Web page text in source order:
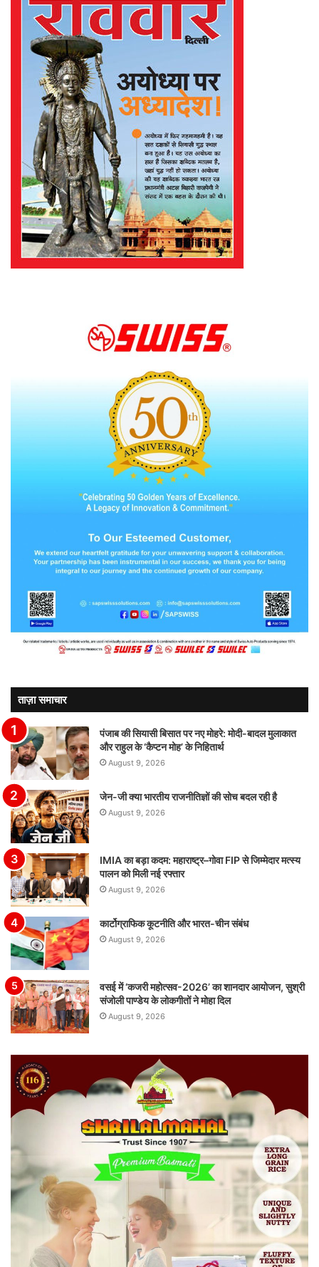
ताज़ा समाचार
पंजाब की सियासी बिसात पर नए मोहरे: मोदी-बादल मुलाकात
और राहुल के ‘कैप्टन मोह’ के निहितार्थ
August 9, 2026
जेन-जी क्या भारतीय राजनीतिज्ञों की सोच बदल रही है
August 9, 2026
IMIA का बड़ा कदम: महाराष्ट्र–गोवा FIP से जिम्मेदार मत्स्य
पालन को मिली नई रफ्तार
August 9, 2026
कार्टोग्राफिक कूटनीति और भारत-चीन संबंध
August 9, 2026
वसई में ‘कजरी महोत्सव-2026’ का शानदार आयोजन, सुश्री
संजोली पाण्डेय के लोकगीतों ने मोहा दिल
August 9, 2026